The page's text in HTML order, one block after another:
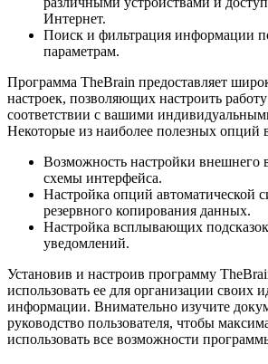
Интернет.
Поиск и фильтрация информации
параметрам.
Программа TheBrain предоставляет
настроек, позволяющих настроить
соответствии с вашими
Некоторые из наиболее полезных опций
Возможность настройки внешнего
схемы интерфейса.
Настройка опций автоматической
резервного копирования данных.
Настройка всплывающих
уведомлений.
Установив и настроив программу
использовать ее для организации своих
информации. Внимательно изучите
руководство пользователя, чтобы
использовать все возможности